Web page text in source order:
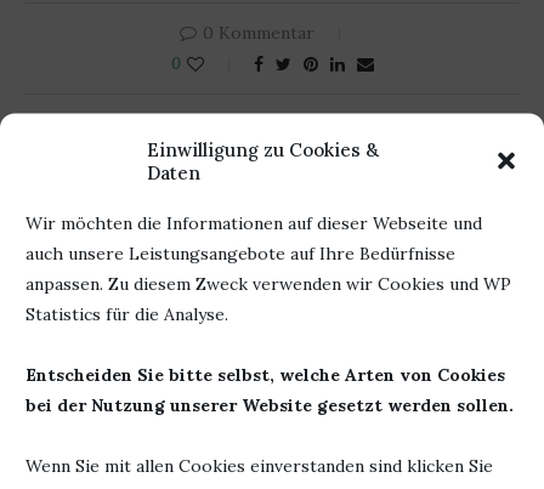
Einwilligung zu Cookies &
Daten
Wir möchten die Informationen auf dieser Webseite und
auch unsere Leistungsangebote auf Ihre Bedürfnisse
anpassen. Zu diesem Zweck verwenden wir Cookies und WP
Statistics für die Analyse.
Entscheiden Sie bitte selbst, welche Arten von Cookies
bei der Nutzung unserer Website gesetzt werden sollen.
Wenn Sie mit allen Cookies einverstanden sind klicken Sie
0 Kommentar
0
BÜCHERHEIKE
DAS KÖNNTE DIR AUCH GEFALLEN